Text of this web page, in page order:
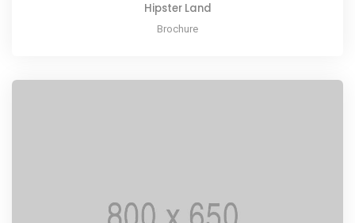
Hipster Land
Brochure